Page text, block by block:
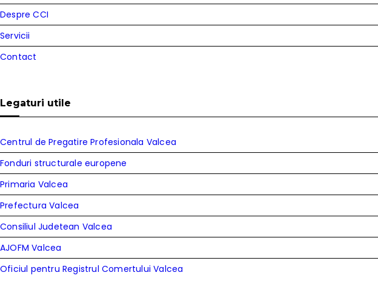
Despre CCI
Servicii
Contact
Legaturi utile
Centrul de Pregatire Profesionala Valcea
Fonduri structurale europene
Primaria Valcea
Prefectura Valcea
Consiliul Judetean Valcea
AJOFM Valcea
Oficiul pentru Registrul Comertului Valcea